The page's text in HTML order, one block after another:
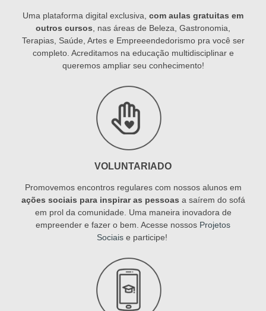
Uma plataforma digital exclusiva, com aulas gratuitas em
outros cursos , nas áreas de Beleza, Gastronomia,
Terapias, Saúde, Artes e Empreeendedorismo pra você ser
completo. Acreditamos na educação multidisciplinar e
queremos ampliar seu conhecimento!
VOLUNTARIADO
Promovemos encontros regulares com nossos alunos em
ações sociais para inspirar as pessoas a saírem do sofá
em prol da comunidade. Uma maneira inovadora de
empreender e fazer o bem. Acesse nossos Projetos
Sociaise participe!